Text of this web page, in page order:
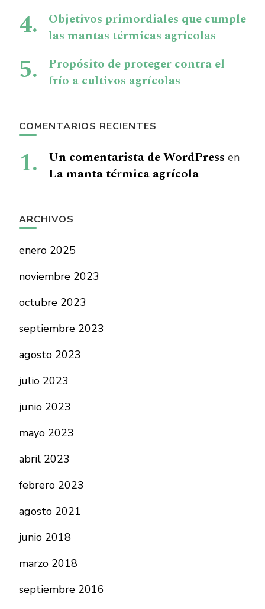
Objetivos primordiales que cumple
las mantas térmicas agrícolas
Propósito de proteger contra el
frío a cultivos agrícolas
COMENTARIOS RECIENTES
Un comentarista de WordPress en
La manta térmica agrícola
ARCHIVOS
enero 2025
noviembre 2023
octubre 2023
septiembre 2023
agosto 2023
julio 2023
junio 2023
mayo 2023
abril 2023
febrero 2023
agosto 2021
junio 2018
marzo 2018
septiembre 2016